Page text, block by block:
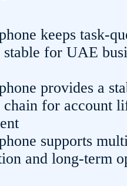
keeps task-
for UAE
provides a
chain for account
supports
and long-term